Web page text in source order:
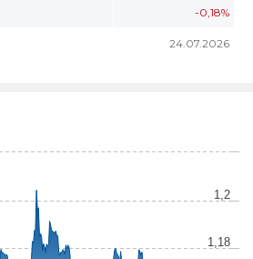
-0,18%
24.07.2026
1,18
1,2